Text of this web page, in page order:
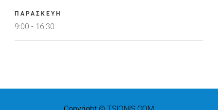
ΠΑΡΑΣΚΕΥΗ
9:00 - 16:30